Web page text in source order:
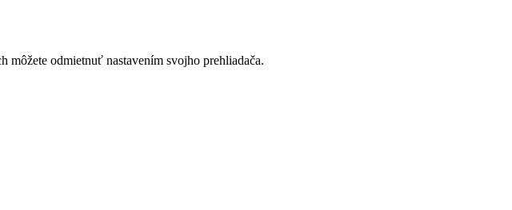
môžete odmietnuť nastavením svojho prehliadača.